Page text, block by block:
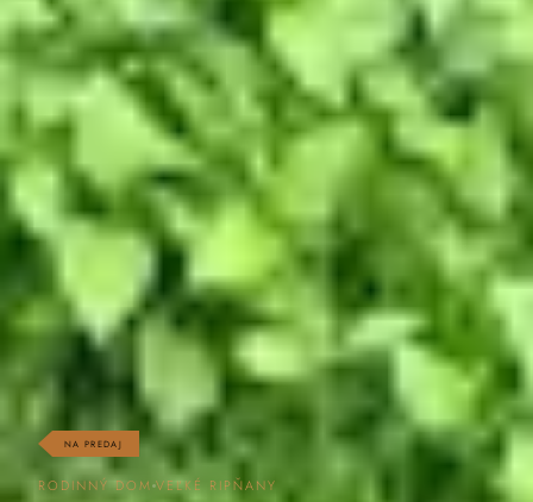
NA PREDAJ
RODINNÝ DOM VEĽKÉ RIPŇANY